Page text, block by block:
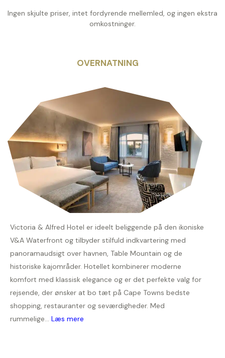
Ingen skjulte priser, intet fordyrende mellemled, og ingen ekstra
omkostninger.
OVERNATNING
Victoria & Alfred Hotel er ideelt beliggende på den ikoniske
V&A Waterfront og tilbyder stilfuld indkvartering med
panoramaudsigt over havnen, Table Mountain og de
historiske kajområder. Hotellet kombinerer moderne
komfort med klassisk elegance og er det perfekte valg for
rejsende, der ønsker at bo tæt på Cape Towns bedste
shopping, restauranter og seværdigheder. Med
rummelige... Læs mere